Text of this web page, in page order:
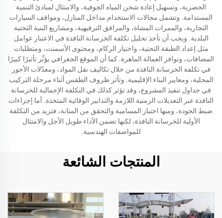
الحضرية، وتسهيل إعادة شحن المياه الجوفية، والامتثال لمبادئ التنمية
المستدامة. وتشمل مجالات الاستخدام مداخل المنازل، ومواقف السيارات
التجارية، والممرات المشاة، والمرافق الترفيهية، ومشاريع البنية التحتية
البلدية. ويجب أن تأخذ تحليل تكلفة الخرسانة النافذة في الاعتبار عوامل
مثل إعداد الطبقة التحتية، واختيار الركام، ومحتوى الأسمنت، ومتطلبات
المضافات، وتوافر العمالة الماهرة. كما أن الموقع الجغرافي يؤثّر تأثيرًا كبيرًا
في تكلفة الخرسانة النافذة من خلال تكاليف نقل المواد، ومعدّلات الأجور
المحلية، ومعايير البناء الإقليمية. وتأثر ظروف الطقس أثناء مرحلة التركيب
في جداول تنفيذ المشروع، وقد تؤثر كذلك في التكلفة الإجمالية للخرسانة
النافذة عبر التعديلات الزمنية اللازمة والتدابير الوقائية المتخذة. أما إجراءات
ضبط الجودة، ومنها اختبار المسامية والتحقق من المتانة، فتزيد من التكلفة
الأولية للخرسانة النافذة، لكنها تضمن الأداء طويل الأجل والامتثال
للمواصفات الهندسية.
المنتجات الشائعة